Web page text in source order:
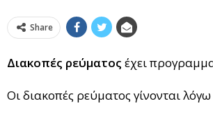
Share
Διακοπές ρεύματος έχει
Οι διακοπές ρεύματος γίνονται